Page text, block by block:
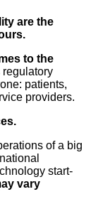
are the
to the
regulatory
patients,
providers.
of a big
start-
vary